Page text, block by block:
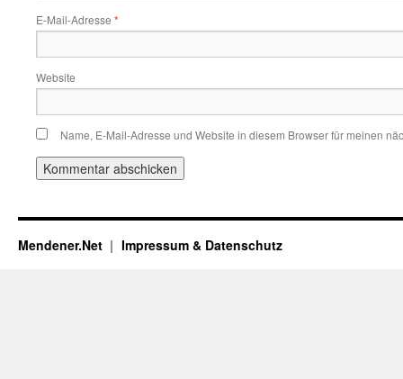
E-Mail-Adresse *
Website
Name, E-Mail-Adresse und Website in diesem Browser für meinen
Mendener.Net Impressum & Datenschutz